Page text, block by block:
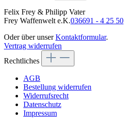
Felix Frey & Philipp Vater
Frey Waffenwelt e.K.036691 - 4 25 50
Oder über unserKontaktformular.
Vertrag widerrufen
Rechtliches
AGB
Bestellung widerrufen
Widerrufsrecht
Datenschutz
Impressum